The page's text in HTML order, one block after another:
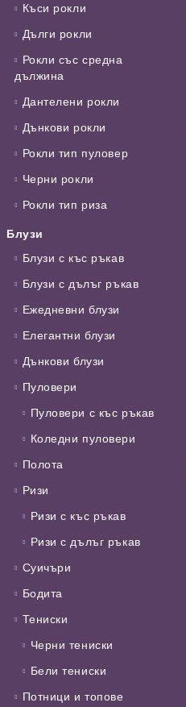
Къси рокли
Дълги рокли
Рокли със средна
дължина
Дантелени рокли
Дънкови рокли
Рокли тип пуловер
Черни рокли
Рокли тип риза
Блузи
Блузи с къс ръкав
Блузи с дълъг ръкав
Ежедневни блузи
Елегантни блузи
Дънкови блузи
Пуловери
Пуловери с къс ръкав
Коледни пуловери
Полота
Ризи
Ризи с къс ръкав
Ризи с дълъг ръкав
Суичъри
Бодита
Тениски
Черни тениски
Бели тениски
Потници и топове